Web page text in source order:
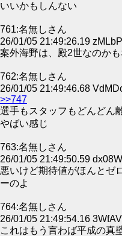
いいかもしんない
761:名無しさん
26/01/05 21:49:26.19
案外海野は、殿2世なのかも
762:名無しさん
26/01/05 21:49:46.68
>>747
選手もスタッフもどんどん
やばい感じ
763:名無しさん
26/01/05 21:49:50.59
悪いけど期待値がほんとゼ
ーのよ
764:名無しさん
26/01/05 21:49:54.16
これはもう言わば平成の真